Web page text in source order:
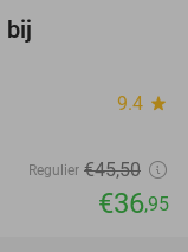
bij
9.4 star
Regulier €45,50
€36,95